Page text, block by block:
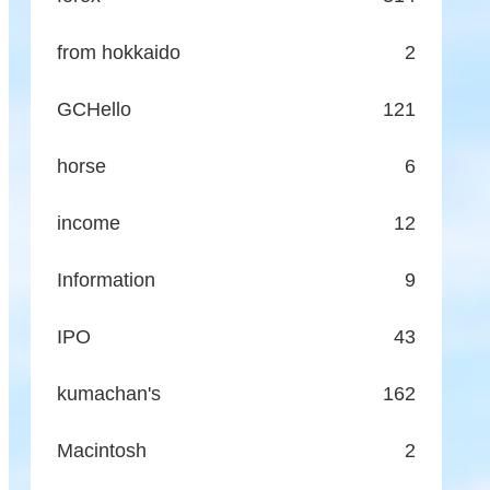
from hokkaido 2
GCHello 121
horse 6
income 12
Information 9
IPO 43
kumachan's 162
Macintosh 2